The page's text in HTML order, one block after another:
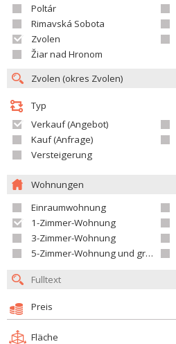
Poltár
Rimavská Sobota
Zvolen
Žiar nad Hronom
Typ
Verkauf (Angebot)
Kauf (Anfrage)
Versteigerung
Wohnungen
Einraumwohnung
1-Zimmer-Wohnung
3-Zimmer-Wohnung
5-Zimmer-Wohnung und größer
Preis
Fläche